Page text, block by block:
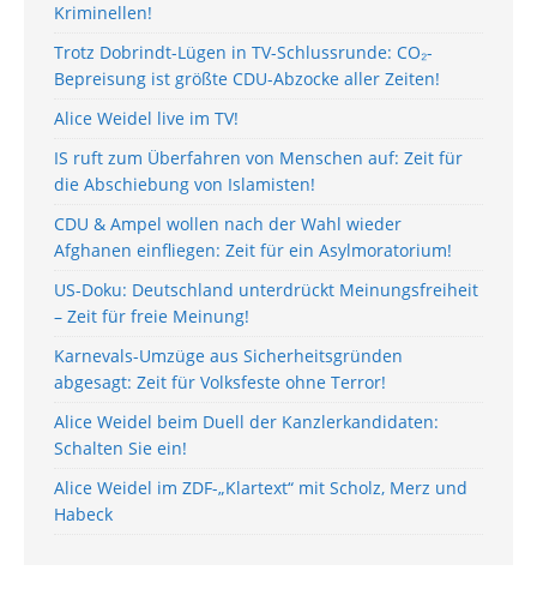
Kriminellen!
Trotz Dobrindt-Lügen in TV-Schlussrunde: CO₂-
Bepreisung ist größte CDU-Abzocke aller Zeiten!
Alice Weidel live im TV!
IS ruft zum Überfahren von Menschen auf: Zeit für
die Abschiebung von Islamisten!
CDU & Ampel wollen nach der Wahl wieder
Afghanen einfliegen: Zeit für ein Asylmoratorium!
US-Doku: Deutschland unterdrückt Meinungsfreiheit
– Zeit für freie Meinung!
Karnevals-Umzüge aus Sicherheitsgründen
abgesagt: Zeit für Volksfeste ohne Terror!
Alice Weidel beim Duell der Kanzlerkandidaten:
Schalten Sie ein!
Alice Weidel im ZDF-„Klartext“ mit Scholz, Merz und
Habeck